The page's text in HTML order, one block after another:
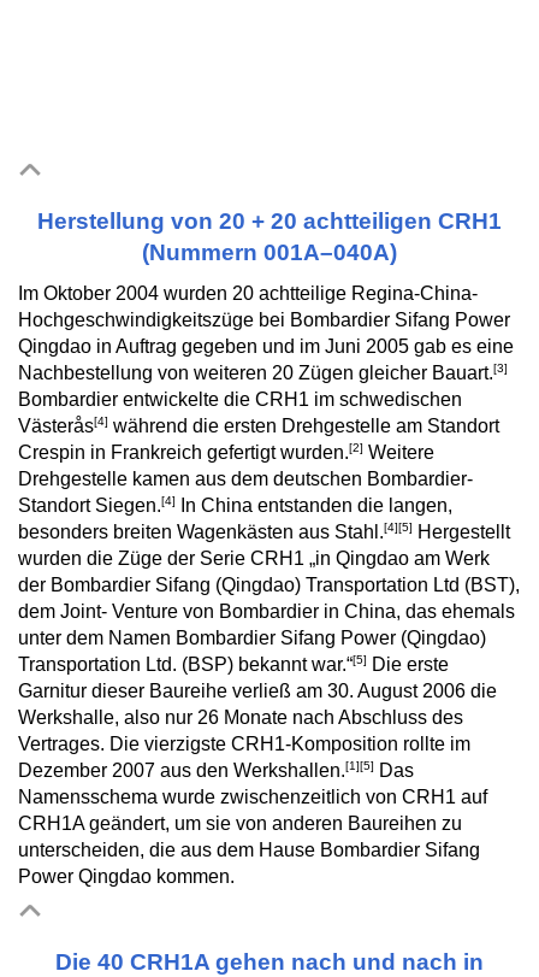
Herstellung von 20 + 20 achtteiligen CRH1
(Nummern 001A–040A)
Im Oktober 2004 wurden 20 achtteilige Regina-China-
Hochgeschwindigkeitszüge bei Bombardier Sifang Power
Qingdao in Auftrag gegeben und im Juni 2005 gab es eine
Nachbestellung von weiteren 20 Zügen gleicher Bauart.[3]
Bombardier entwickelte die CRH1 im schwedischen
Västerås[4] während die ersten Drehgestelle am Standort
Crespin in Frankreich gefertigt wurden.[2] Weitere
Drehgestelle kamen aus dem deutschen Bombardier-
Standort Siegen.[4]
In China entstanden die langen,
besonders breiten Wagenkästen aus Stahl.[4][5]
Hergestellt
wurden die Züge der Serie CRH1 „in Qingdao am Werk
der Bombardier Sifang (Qingdao) Transportation Ltd (BST),
dem Joint- Venture von Bombardier in China, das ehemals
unter dem Namen Bombardier Sifang Power (Qingdao)
Transportation Ltd. (BSP) bekannt war.“[5]
Die erste
Garnitur dieser Baureihe verließ am 30. August 2006 die
Werkshalle, also nur 26 Monate nach Abschluss des
Vertrages. Die vierzigste CRH1-Komposition rollte im
Dezember 2007 aus den Werkshallen.[1][5]
Das
Namensschema wurde zwischenzeitlich von CRH1 auf
CRH1A geändert, um sie von anderen Baureihen zu
unterscheiden, die aus dem Hause Bombardier Sifang
Power Qingdao kommen.
Die 40 CRH1A gehen nach und nach in